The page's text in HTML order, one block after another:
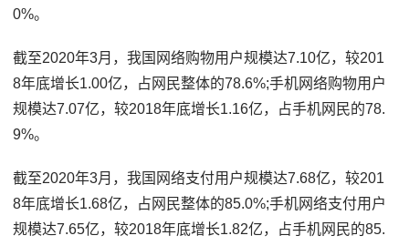
0%。
截至2020年3月，我国网络购物用户规模达7.10亿，较201
8年底增长1.00亿，占网民整体的78.6%;手机网络购物用户
规模达7.07亿，较2018年底增长1.16亿，占手机网民的78.
9%。
截至2020年3月，我国网络支付用户规模达7.68亿，较201
8年底增长1.68亿，占网民整体的85.0%;手机网络支付用户
规模达7.65亿，较2018年底增长1.82亿，占手机网民的85.